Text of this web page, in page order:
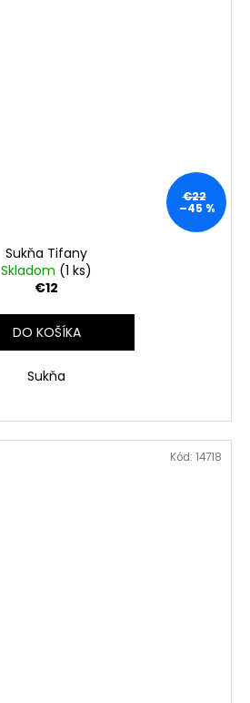
€22
–45 %
Sukňa Tifany
Skladom (1 ks)
€12
DO KOŠÍKA
Sukňa
Kód: 14718